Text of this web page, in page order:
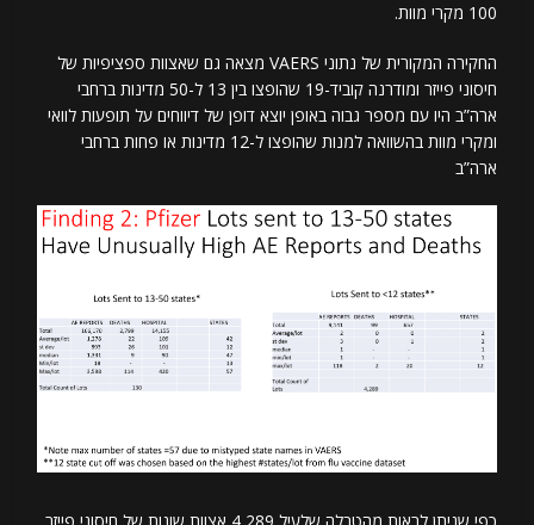
100 מקרי מוות.
החקירה המקורית של נתוני VAERS מצאה גם שאצוות ספציפיות של
חיסוני פייזר ומודרנה קוביד-19 שהופצו בין 13 ל-50 מדינות ברחבי
ארה”ב היו עם מספר גבוה באופן יוצא דופן של דיווחים על תופעות לוואי
ומקרי מוות בהשוואה למנות שהופצו ל-12 מדינות או פחות ברחבי
ארה”ב
כפי שניתן לראות מהטבלה שלעיל 4,289 אצוות שונות של חיסוני פייזר